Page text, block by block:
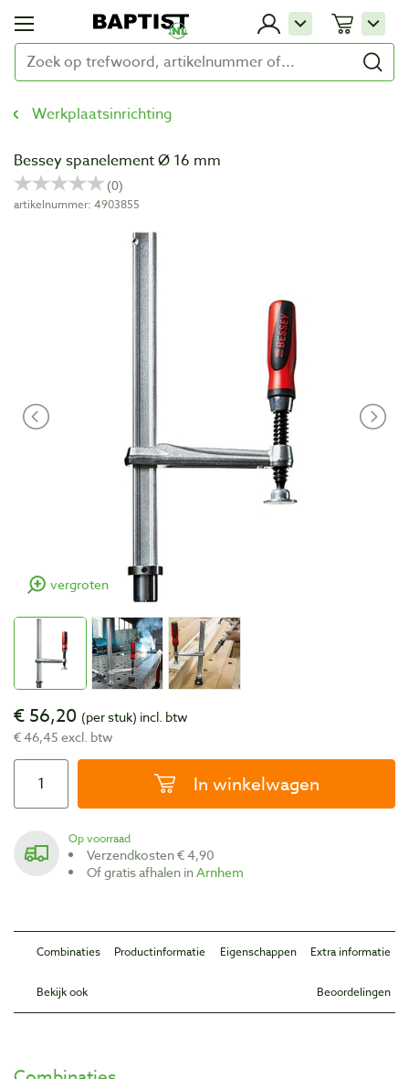
Werkplaatsinrichting
Bessey spanelement Ø 16 mm
artikelnummer: 4903855
vergroten
€ 56,20 (per stuk) incl. btw
€ 46,45 excl. btw
In winkelwagen
Op voorraad
Verzendkosten € 4,90
Of gratis afhalen inArnhem
Combinaties Productinformatie Eigenschappen Extra informatie
Bekijk ook Beoordelingen